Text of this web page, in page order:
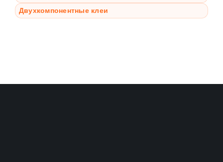
Двухкомпонентные клеи